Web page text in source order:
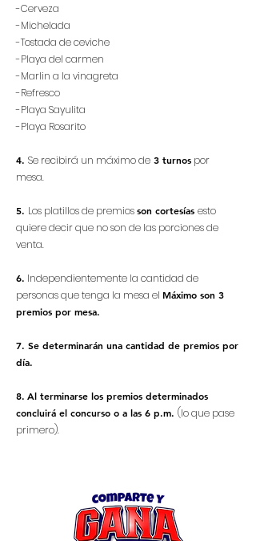
-Cerveza
-Michelada
-Tostada de ceviche
-Playa del carmen
-Marlin a la vinagreta
-Refresco
-Playa Sayulita
-Playa Rosarito
4. Se recibirá un máximo de 3 turnos por
mesa.
5. Los platillos de premiosson cortesías esto
quiere decir que no son de las porciones de
venta.
6. Independientemente la cantidad de
personas que tenga la mesa el Máximo son 3
premios por mesa.
7. Se determinarán una cantidad de premios por
día.
8. Al terminarse los premios determinados
concluirá el concurso o a las 6 p.m. (lo que pase
primero).